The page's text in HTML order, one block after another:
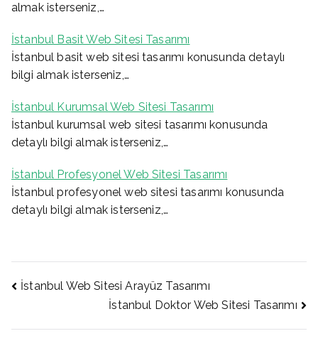
almak isterseniz,…
İstanbul Basit Web Sitesi Tasarımı
İstanbul basit web sitesi tasarımı konusunda detaylı
bilgi almak isterseniz,…
İstanbul Kurumsal Web Sitesi Tasarımı
İstanbul kurumsal web sitesi tasarımı konusunda
detaylı bilgi almak isterseniz,…
İstanbul Profesyonel Web Sitesi Tasarımı
İstanbul profesyonel web sitesi tasarımı konusunda
detaylı bilgi almak isterseniz,…
Yazı
İstanbul Web Sitesi Arayüz Tasarımı
İstanbul Doktor Web Sitesi Tasarımı